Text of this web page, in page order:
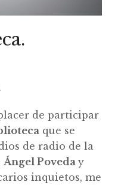
de participar
que se
de radio de la
Ángel Poveday
inquietos, me